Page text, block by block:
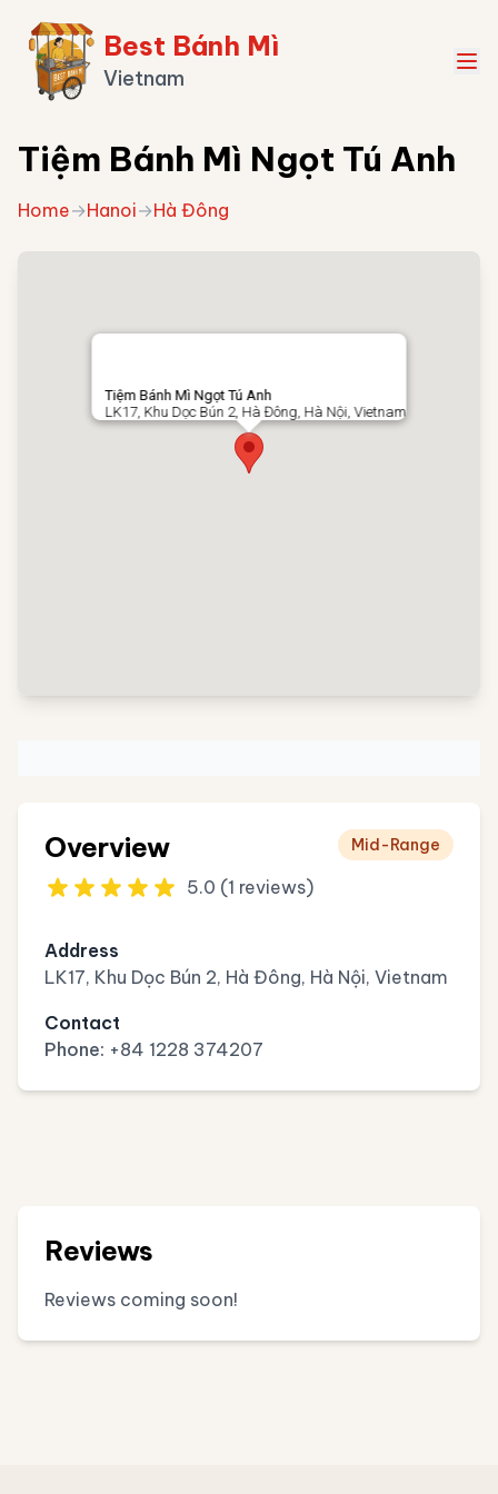
Best Bánh Mì
Vietnam
Tiệm Bánh Mì Ngọt Tú Anh
Home→Hanoi→Hà Đông
Tiệm Bánh Mì Ngọt Tú Anh
LK17, Khu Dọc Bún 2, Hà Đông, Hà Nội, Vietnam
Overview
5.0 (1 reviews)
Mid-Range
Address
LK17, Khu Dọc Bún 2, Hà Đông, Hà Nội, Vietnam
Contact
Phone: +84 1228 374207
Reviews
Reviews coming soon!